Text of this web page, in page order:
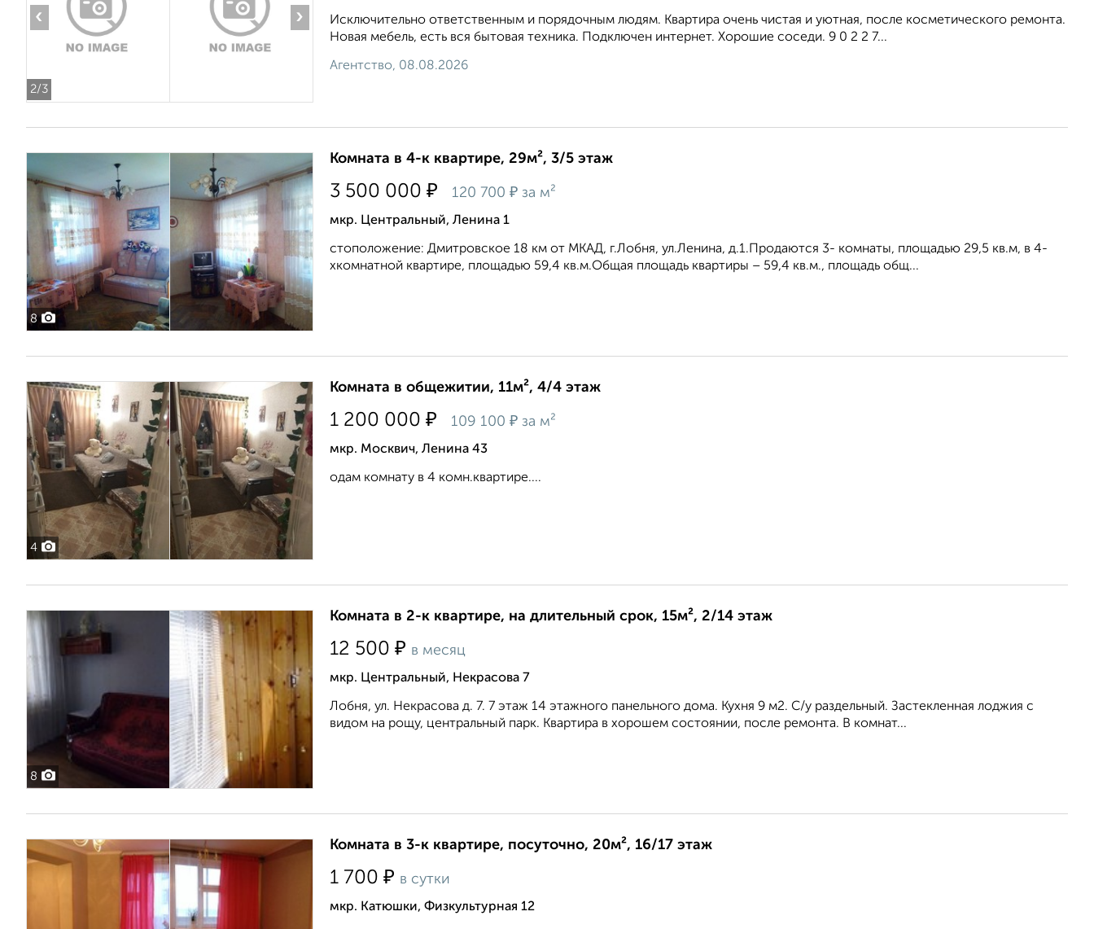
2/3
‹ ›
Исключительно ответственным и порядочным людям. Квартира очень чистая и уютная, после косметического ремонта.
Новая мебель, есть вся бытовая техника. Подключен интернет. Хорошие соседи. 9 0 2 2 7...
Агентство, 08.08.2026
8
Комната в 4-к квартире, 29м², 3/5 этаж
3 500 000 ₽ 120 700 ₽ за м²
мкр. Центральный, Ленина 1
стоположение: Дмитровское 18 км от МКАД, г.Лобня, ул.Ленина, д.1.Продаются 3- комнаты, площадью 29,5 кв.м, в 4-
хкомнатной квартире, площадью 59,4 кв.м.Общая площадь квартиры – 59,4 кв.м., площадь общ...
4
Комната в общежитии, 11м², 4/4 этаж
1 200 000 ₽ 109 100 ₽ за м²
мкр. Москвич, Ленина 43
одам комнату в 4 комн.квартире....
8
Комната в 2-к квартире, на длительный срок, 15м², 2/14 этаж
12 500 ₽ в месяц
мкр. Центральный, Некрасова 7
Лобня, ул. Некрасова д. 7. 7 этаж 14 этажного панельного дома. Кухня 9 м2. С/у раздельный. Застекленная лоджия с
видом на рощу, центральный парк. Квартира в хорошем состоянии, после ремонта. В комнат...
Комната в 3-к квартире, посуточно, 20м², 16/17 этаж
1 700 ₽ в сутки
мкр. Катюшки, Физкультурная 12